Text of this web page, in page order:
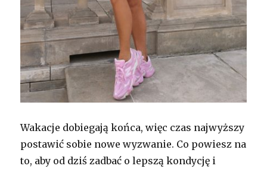
Wakacje dobiegają końca, więc czas najwyższy
postawić sobie nowe wyzwanie. Co powiesz na
to, aby od dziś zadbać o lepszą kondycję i